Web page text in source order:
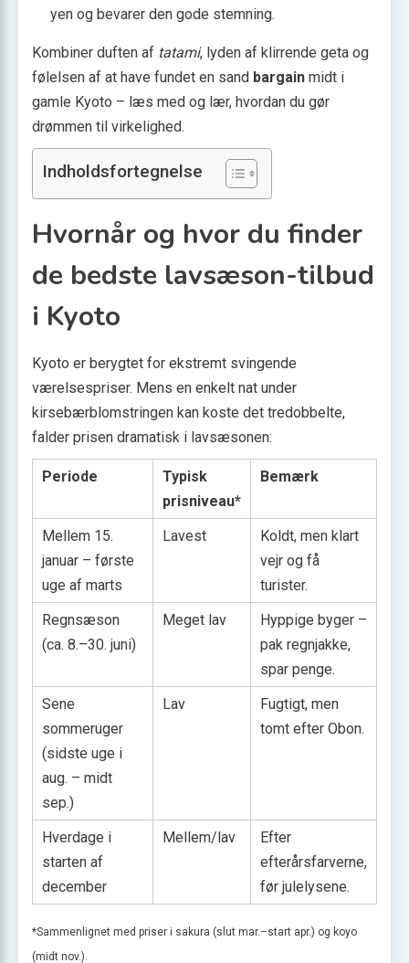
yen og bevarer den gode stemning.
Kombiner duften af tatami, lyden af klirrende geta og
følelsen af at have fundet en sand bargain midt i
gamle Kyoto – læs med og lær, hvordan du gør
drømmen til virkelighed.
Indholdsfortegnelse
Hvornår og hvor du finder
de bedste lavsæson-tilbud
i Kyoto
Kyoto er berygtet for ekstremt svingende
værelsespriser. Mens en enkelt nat under
kirsebærblomstringen kan koste det tredobbelte,
falder prisen dramatisk i lavsæsonen:
Periode
Typisk
prisniveau*
Bemærk
Mellem 15.
januar – første
uge af marts
Lavest
Koldt, men klart
vejr og få
turister.
Regnsæson
(ca. 8.–30. juni)
Meget lav
Hyppige byger –
pak regnjakke,
spar penge.
Sene
sommeruger
(sidste uge i
aug. – midt
sep.)
Lav
Fugtigt, men
tomt efter Obon.
Hverdage i
starten af
december
Mellem/lav
Efter
efterårsfarverne,
før julelysene.
*Sammenlignet med priser i sakura (slut mar.–start apr.) og koyo
(midt nov.).